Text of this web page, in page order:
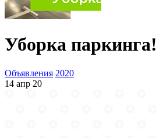
Уборка паркинга!
Объявления 2020
14 апр 20